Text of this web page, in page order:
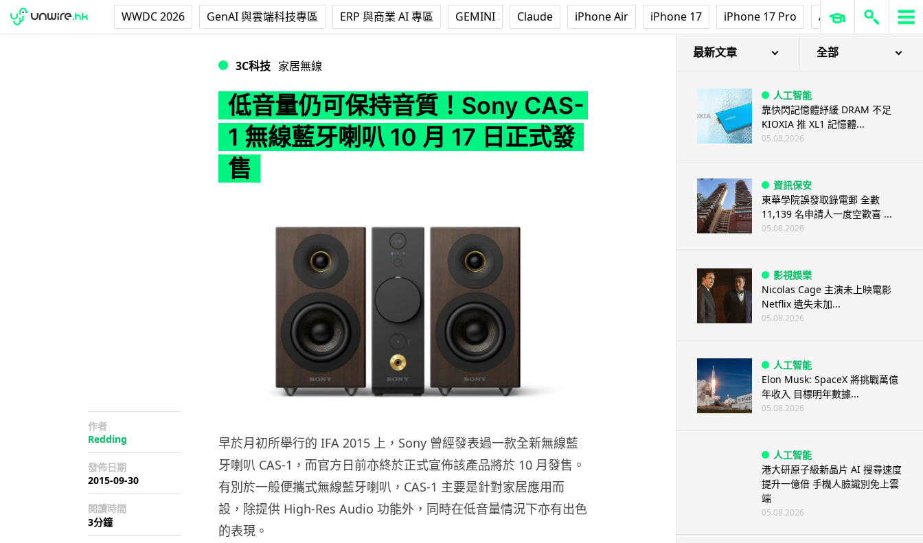
WWDC 2026 GenAI 與雲端科技專區 ERP 與商業 AI 專區 GEMINI Claude iPhone Air iPhone 17 iPhone 17 Pro AirPods Pro 3
3C科技 家居無線
低音量仍可保持音質！Sony CAS-
1 無線藍牙喇叭 10 月 17 日正式發
售
作者
Redding
發佈日期
2015-09-30
閱讀時間
3分鐘
早於月初所舉行的 IFA 2015 上，Sony 曾經發表過一款全新無線藍
牙喇叭 CAS-1，而官方日前亦終於正式宣佈該產品將於 10 月發售。
有別於一般便攜式無線藍牙喇叭，CAS-1 主要是針對家居應用而
設，除提供 High-Res Audio 功能外，同時在低音量情況下亦有出色
的表現。
最新文章 全部
人工智能
靠快閃記憶體紓緩 DRAM 不足
KIOXIA 推 XL1 記憶體...
05.08.2026
資訊保安
東華學院誤發取錄電郵 全數
11,139 名申請人一度空歡喜 ...
05.08.2026
影視娛樂
Nicolas Cage 主演未上映電影
Netflix 遺失未加...
05.08.2026
人工智能
Elon Musk: SpaceX 將挑戰萬億
年收入 目標明年數據...
05.08.2026
人工智能
港大研原子級新晶片 AI 搜尋速度
提升一億倍 手機人臉識別免上雲
端
05.08.2026